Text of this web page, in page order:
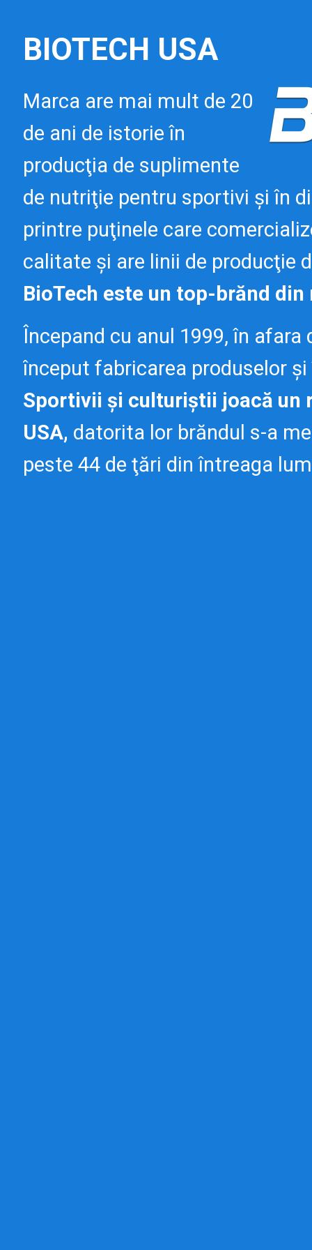
BIOTECH USA
Marca are mai mult de 20
de ani de istorie în
producţia de suplimente
de nutriţie pentru sportivi şi în
printre puţinele care
calitate şi are linii de producţie
BioTech este un top-brănd
Începand cu anul 1999, în
început fabricarea produselor
Sportivii şi culturiştii joacă un
USA, datorita lor brăndul s-a
peste 44 de ţări din întreaga